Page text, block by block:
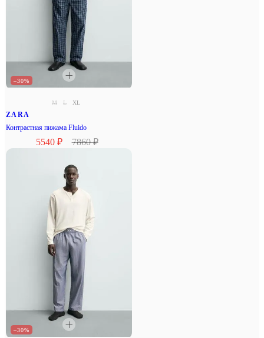
–30%
M L XL
ZARA
Контрастная пижама Fluido
5540 ₽ 7860 ₽
–30%